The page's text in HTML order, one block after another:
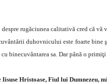
rugăciunea calitativă cred că
duhovnicului este foarte bine
binecuvântarea sa. Dar până o
Iisuse Hristoase, Fiul lui Dumnezeu,